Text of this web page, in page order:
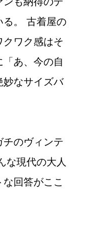
る。 古着屋の
ワク感はそ
あ、今の自
妙なサイズバ
チのヴィンテ
な現代の大人
回答がここ